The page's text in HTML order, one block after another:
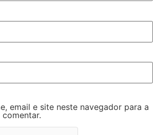
email e site neste navegador para a